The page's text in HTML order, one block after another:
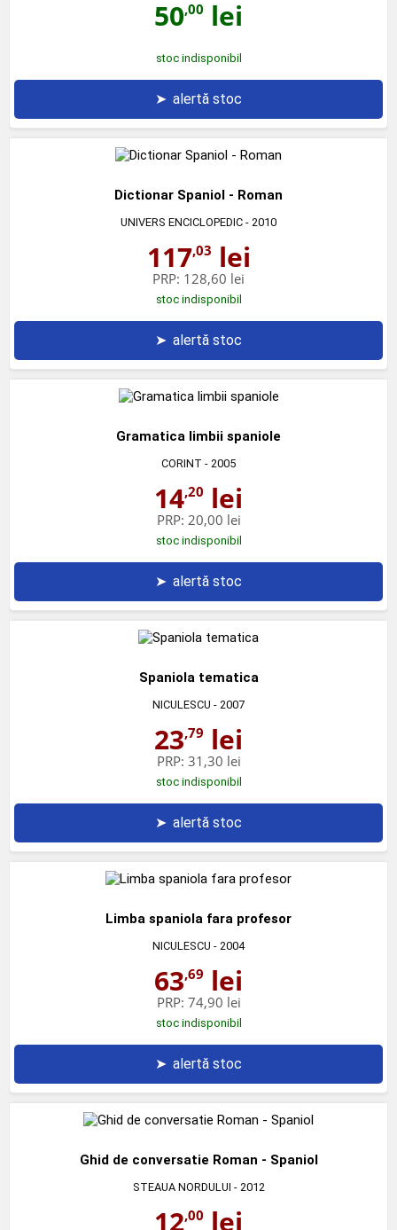
50,00 lei
stoc indisponibil
➤ alertă stoc
Dictionar Spaniol - Roman
UNIVERS ENCICLOPEDIC - 2010
117,03 lei
PRP: 128,60 lei
stoc indisponibil
➤ alertă stoc
Gramatica limbii spaniole
CORINT - 2005
14,20 lei
PRP: 20,00 lei
stoc indisponibil
➤ alertă stoc
Spaniola tematica
NICULESCU - 2007
23,79 lei
PRP: 31,30 lei
stoc indisponibil
➤ alertă stoc
Limba spaniola fara profesor
NICULESCU - 2004
63,69 lei
PRP: 74,90 lei
stoc indisponibil
➤ alertă stoc
Ghid de conversatie Roman - Spaniol
STEAUA NORDULUI - 2012
12,00 lei